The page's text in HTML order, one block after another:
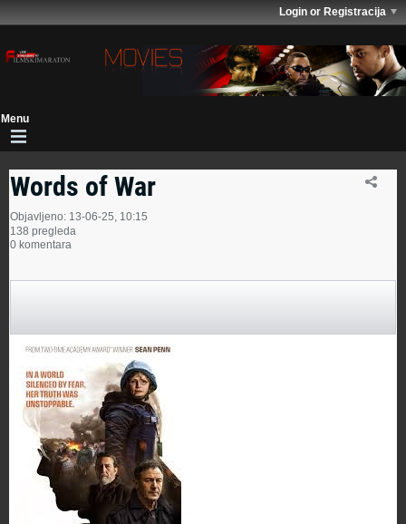
Login or Registracija
Words of War
Objavljeno: 13-06-25, 10:15
138 pregleda
0 komentara